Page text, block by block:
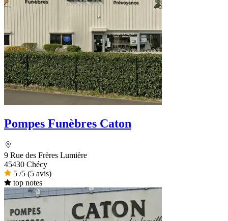
Pompes Funèbres Caton
9 Rue des Frères Lumière
45430 Chécy
5 /5 (5 avis)
top notes